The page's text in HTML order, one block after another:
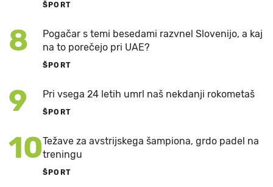
ŠPORT
8
Pogačar s temi besedami razvnel Slovenijo, a kaj
na to porečejo pri UAE?
ŠPORT
9 Pri vsega 24 letih umrl naš nekdanji rokometaš
ŠPORT
10Težave za avstrijskega šampiona, grdo padel na
treningu
ŠPORT